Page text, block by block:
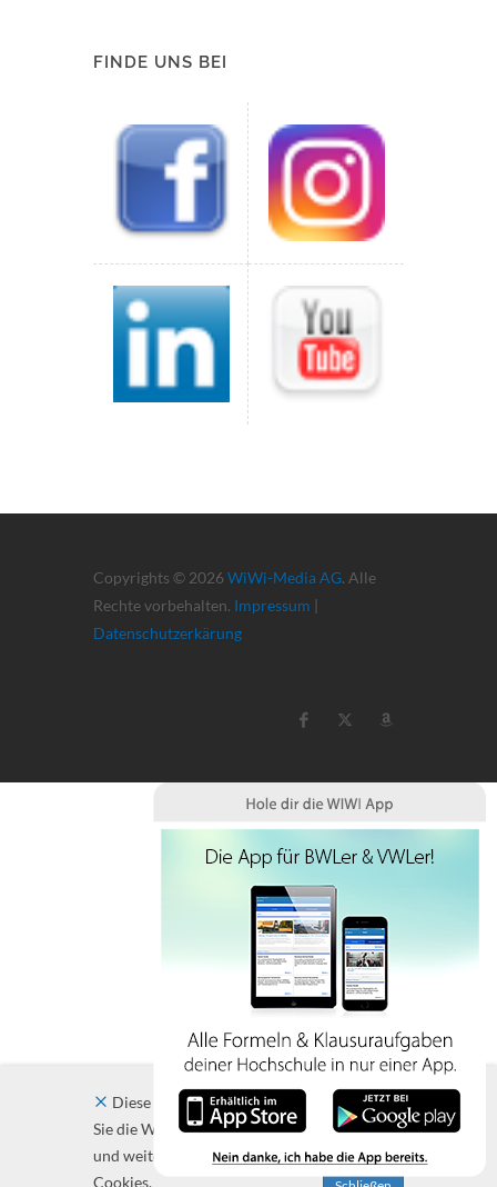
FINDE UNS BEI
Copyrights © 2026 WiWi-Media AG. Alle
Rechte vorbehalten. Impressum |
Datenschutzerkärung
Diese Website verwendet Cookies. Indem
Sie die Website und ihre Angebote nutzen
und weiter navigieren, akzeptieren Sie diese
Cookies.